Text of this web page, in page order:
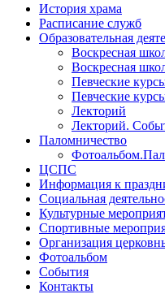
История храма
Расписание служб
Образовательная
Воскресная
Воскресная
Певческие
Певческие
Лекторий
Лекторий.
Паломничество
ЦСПС
Информация к
Социальная
Культурные
Спортивные
Организация
Фотоальбом
События
Контакты